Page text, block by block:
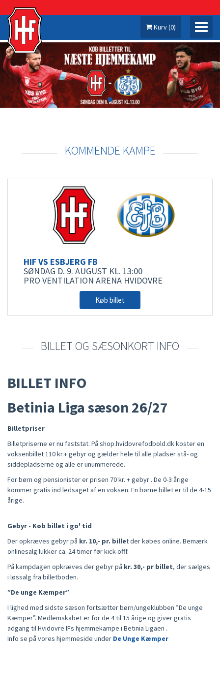
Kurv(0)
MIN KONTO
SÆSONKORT
MERCHANDISE
MINE SÆSONKORT
HJÆLP
KOMMENDE KAMPE
HIF VS ESBJERG FB
SØNDAG D. 9. AUGUST KL. 13:00
PRO VENTILATION ARENA HVIDOVRE
Køb billet
BILLET OG SÆSONKORT INFO
BILLET INFO
Betinia Liga sæson 26/27
Billetpriser
Billetpriserne er nu faststat. På shop.hvidovrefodbold.dk koster en
voksenbillet 110 kr.+ gebyr og gælder hele til alle pladser stå- og
siddepladserne og alle er unummerede.
For børn og pensionister er prisen 70 kr. + gebyr . De 0-3 årige
kommer gratis ind ledsaget af en voksen. En børne billet er til de 4-15
årige.
Gebyr - Køb billet i go' tid
Der opkræves gebyr på kr. 10,- pr. billet der købes online. Bemærk
onlinesalg lukker ca. 24 timer før kick-offf.
På kampdagen opkræves der gebyr på kr. 30,- pr billet, der sælges
i løssalg fra billetboden.
”De unge Kæmper”
I lighed med sidste sæson fortsætter børn/ungeklubben ”De unge
Kæmper”. Medlemskabet er for de 4 til 15 årige og giver gratis
adgang til Hvidovre IFs hjemmekampe i Betinia Ligaen .
Info se på vores hjemmeside under De Unge Kæmper